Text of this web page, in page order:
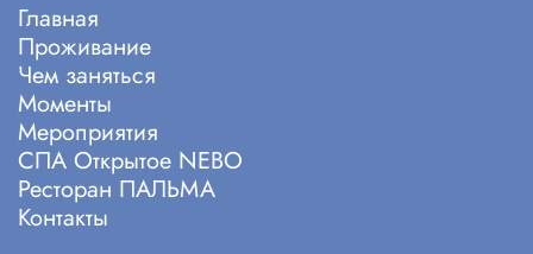
Главная
Проживание
Чем заняться
Моменты
Мероприятия
СПА Открытое NEBO
Ресторан ПАЛЬМА
Контакты